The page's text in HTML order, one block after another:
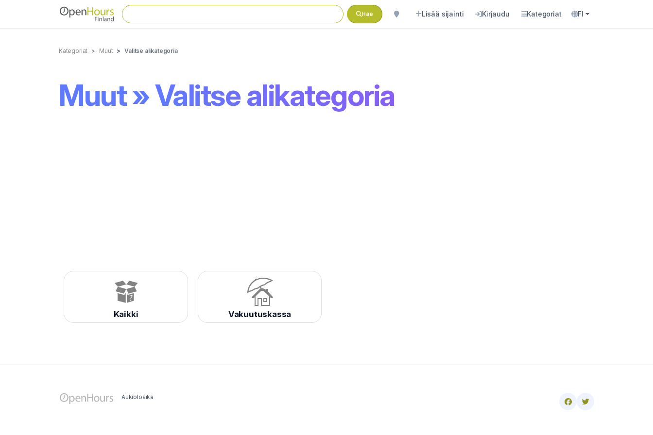
Hae Lisää sijainti Kirjaudu Kategoriat FI
Kategoriat Muut Valitse alikategoria
Muut » Valitse alikategoria
Kaikki Vakuutuskassa
Aukioloaika